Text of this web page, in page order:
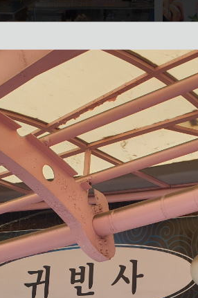
모래내즉석핫바
식품
010-2626-6335
구월로276번길 61